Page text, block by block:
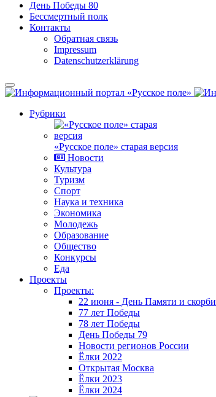
День Победы 80
Бессмертный полк
Контакты
Обратная связь
Impressum
Datenschutzerklärung
Рубрики
«Русское поле» старая версия
Новости
Культура
Туризм
Спорт
Наука и техника
Экономика
Молодежь
Образование
Общество
Конкурсы
Еда
Проекты
Проекты:
22 июня - День Памяти и скорби
77 лет Победы
78 лет Победы
День Победы 79
Новости регионов России
Ёлки 2022
Открытая Москва
Ёлки 2023
Ёлки 2024